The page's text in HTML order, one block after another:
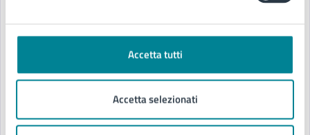
Accetta tutti
Accetta selezionati
COMUNICATI DAL13/03/26—AL31/03/26
“Scegli di esserci”, una serata di
sensibilizzazione sulla sicurezza stradale
L’appuntamento martedì 31 marzo nella Sala
Tiepolo del centro congressi Kursaal